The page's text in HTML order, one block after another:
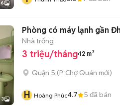
6
3
Phòng có máy lạnh gần
Nhà trống
3 triệu/tháng 12 m²
Quận 5 (P. Chợ Quán mới)
H Hoàng Phúc4.7 5 đã bán